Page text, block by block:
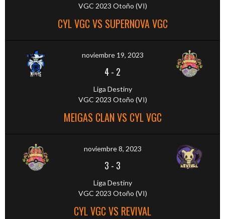
VGC 2023 Otoño (VI)
CYL VGC VS SUPERNOVA VGC
noviembre 19, 2023
4- 2
Liga Destiny
VGC 2023 Otoño (VI)
MEIGAS CLAN VS CYL VGC
noviembre 8, 2023
3 - 3
Liga Destiny
VGC 2023 Otoño (VI)
CYL VGC VS REVIVAL